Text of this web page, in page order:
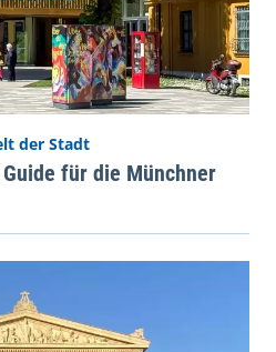
der Stadt
für die Münchner